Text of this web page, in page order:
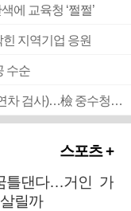
에 교육청 ‘쩔쩔’
지역기업 응원
수순
■ 검사 신분 버리고 직급하향(10년 이하 저연차 검사)…檢 중수청행 기피
스포츠 +
틀댄다…거인 가
릴까